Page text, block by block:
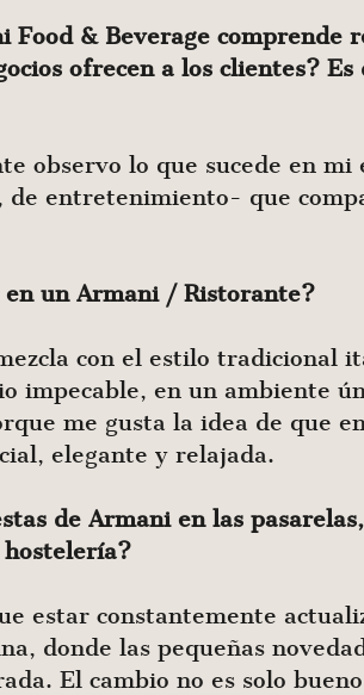
& Beverage comprende
ofrecen a los clientes?
observo lo que sucede en mi
de entretenimiento- que
en un Armani / Ristorante?
con el estilo tradicional
impecable, en un ambiente
me gusta la idea de que
elegante y relajada.
de Armani en las
estar constantemente
donde las pequeñas
El cambio no es solo